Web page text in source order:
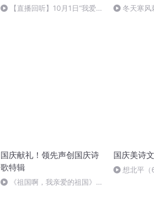
【直播回听】10月1日“我爱你
冬天寒风
国庆献礼！领先声创国庆诗
歌特辑
《祖国啊，我亲爱的祖国》温
国庆美诗文
想北平（6